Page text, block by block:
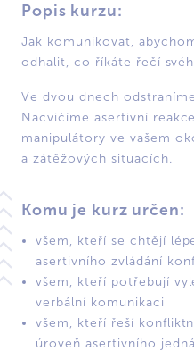
Popis kurzu:
Jak komunikovat,
odhalit, co říkáte řečí
Ve dvou dnech
Nacvičíme asertivní
manipulátory ve vašem
a zátěžových situacích.
Komu je kurz určen:
všem, kteří se chtějí
asertivního zvládání
všem, kteří potřebují
verbální komunikaci
všem, kteří řeší
úroveň asertivního